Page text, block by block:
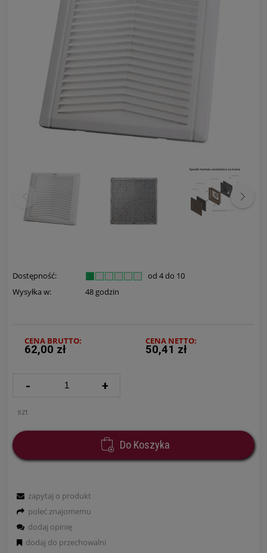
Dostępność:
od 4 do 10
Wysyłka w:
48 godzin
CENA BRUTTO:
62,00 zł
CENA NETTO:
50,41 zł
- +
szt.
Do Koszyka
zapytaj o produkt
poleć znajomemu
dodaj opinię
dodaj do przechowalni